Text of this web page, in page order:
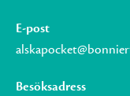
E-post
Besöksadress